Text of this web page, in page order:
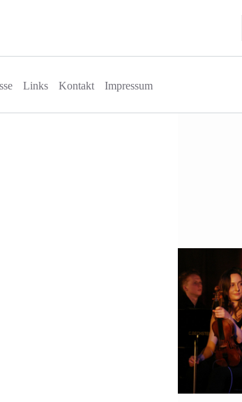
Links Kontakt Impressum